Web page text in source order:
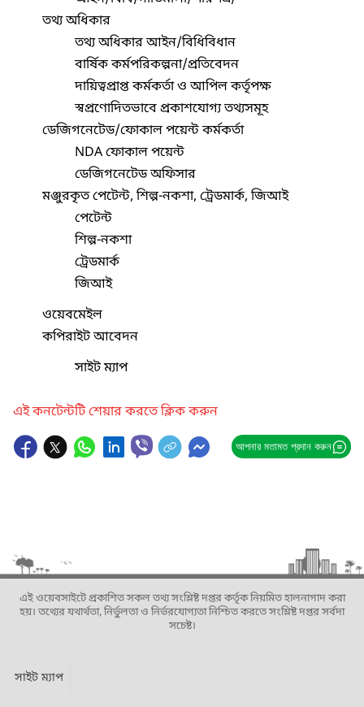
তথ্য অধিকার
তথ্য অধিকার আইন/বিধিবিধান
বার্ষিক কর্মপরিকল্পনা/প্রতিবেদন
দায়িত্বপ্রাপ্ত কর্মকর্তা ও আপিল কর্তৃপক্ষ
স্বপ্রণোদিতভাবে প্রকাশযোগ্য তথ্যসমূহ
ডেজিগনেটেড/ফোকাল পয়েন্ট কর্মকর্তা
NDA ফোকাল পয়েন্ট
ডেজিগনেটেড অফিসার
মঞ্জুরকৃত পেটেন্ট, শিল্প-নকশা, ট্রেডমার্ক, জিআই
পেটেন্ট
শিল্প-নকশা
ট্রেডমার্ক
জিআই
ওয়েবমেইল
কপিরাইট আবেদন
সাইট ম্যাপ
এই কনটেন্টটি শেয়ার করতে ক্লিক করুন
আপনার মতামত প্রদান করুন
এই ওয়েবসাইটে প্রকাশিত সকল তথ্য সংশ্লিষ্ট দপ্তর কর্তৃক নিয়মিত হালনাগাদ করা
হয়। তথ্যের যথার্থতা, নির্ভুলতা ও নির্ভরযোগ্যতা নিশ্চিত করতে সংশ্লিষ্ট দপ্তর সর্বদা
সচেষ্ট।
সাইট ম্যাপ